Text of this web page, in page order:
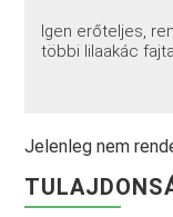
Igen erőteljes,
többi lilaakác
Jelenleg nem